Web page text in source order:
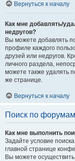
Вернуться к началу
Как мне добавлять/
недругов?
Вы можете добавлять
профиле каждого
друзей или недругов.
личного раздела,
можете также удалять
же странице.
Вернуться к началу
Поиск по форумам
Как мне выполнить
Задайте условие
главной странице
Вы можете